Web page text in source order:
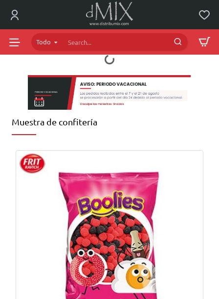
dMIX
Online
Todo
Search...
Muestra de confitería